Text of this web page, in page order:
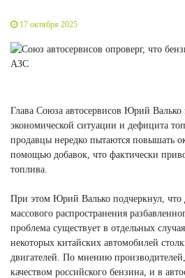
17 октября 2025
Глава Союза автосервисов Юрий Валько
экономической ситуации и дефицита
продавцы нередко пытаются повышать
помощью добавок, что фактически
топлива.
При этом Юрий Валько подчеркнул, что
массового распространения
проблема существует в отдельных
некоторых китайских автомобилей
двигателей. По мнению
качеством российского бензина, и в